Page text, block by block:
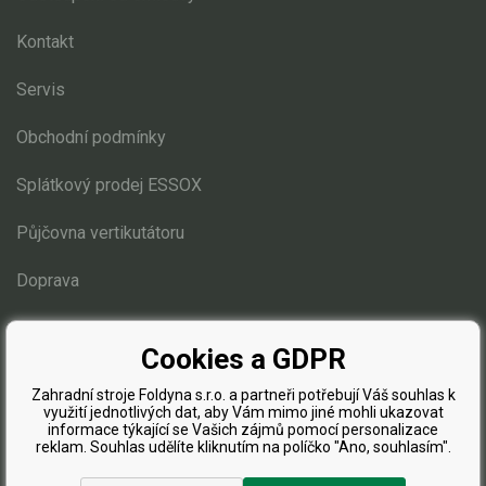
Kultivátory
Nůžky na živý plot
Vysavače a foukače
Elektrocentrály
Štěpkovače a drtiče
Elektrické skútry
Elektrické tříkolky pro seniory
Elektrické tříkolky pracovní
Kontakt
Servis
Obchodní podmínky
Splátkový prodej ESSOX
Půjčovna vertikutátoru
Doprava
Blog
Cookies a GDPR
Zahradní stroje Foldyna s.r.o. a partneři potřebují Váš souhlas k
využití jednotlivých dat, aby Vám mimo jiné mohli ukazovat
informace týkající se Vašich zájmů pomocí personalizace
reklam. Souhlas udělíte kliknutím na políčko "Ano, souhlasím".